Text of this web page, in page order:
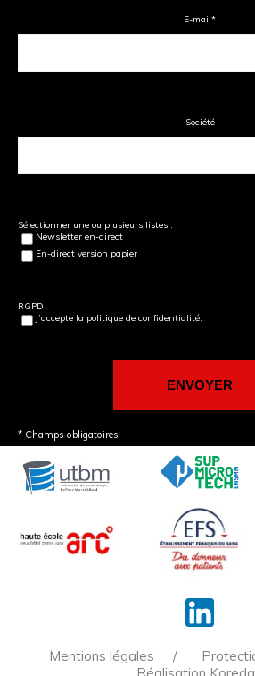
E-mail*
Société
Sélectionner une ou plusieurs listes :
Newsletter en-direct
En-direct version papier
RGPD
J’accepte la politique de confidentialité.
* Champs obligatoires
Mentions légales
Réalisation